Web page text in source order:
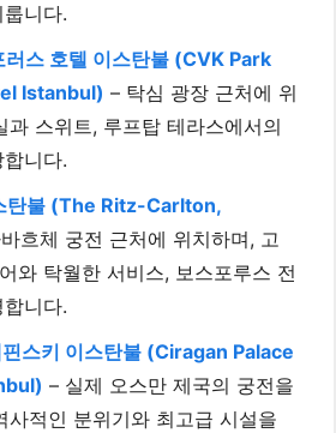
니다.
스 호텔 이스탄불 (CVK Park
Istanbul) – 탁심 광장 근처에 위
과 스위트, 루프탑 테라스에서의
니다.
탄불 (The Ritz-Carlton,
흐체 궁전 근처에 위치하며, 고
와 탁월한 서비스, 보스포루스 전
니다.
스키 이스탄불 (Ciragan Palace
– 실제 오스만 제국의 궁전을
사적인 분위기와 최고급 시설을